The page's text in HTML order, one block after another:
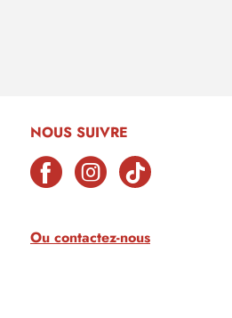
NOUS SUIVRE
Ou contactez-nous